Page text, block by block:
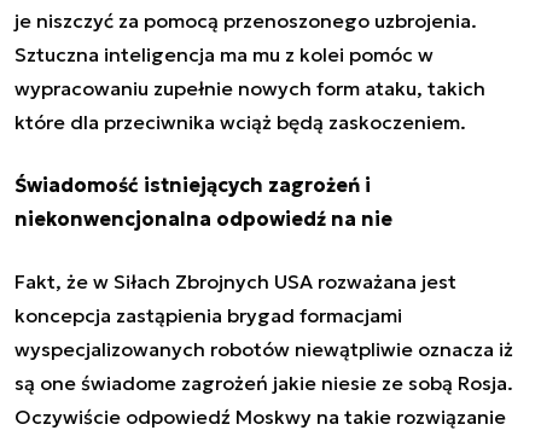
je niszczyć za pomocą przenoszonego uzbrojenia.
Sztuczna inteligencja ma mu z kolei pomóc w
wypracowaniu zupełnie nowych form ataku, takich
które dla przeciwnika wciąż będą zaskoczeniem.
Świadomość istniejących zagrożeń i
niekonwencjonalna odpowiedź na nie
Fakt, że w Siłach Zbrojnych USA rozważana jest
koncepcja zastąpienia brygad formacjami
wyspecjalizowanych robotów niewątpliwie oznacza iż
są one świadome zagrożeń jakie niesie ze sobą Rosja.
Oczywiście odpowiedź Moskwy na takie rozwiązanie